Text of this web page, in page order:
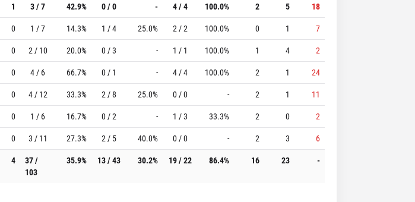
1 3 / 7 42.9% 0 / 0 - 4 / 4 100.0% 2 5
18
0 1 / 7 14.3% 1 / 4 25.0% 2 / 2 100.0% 0 1
7
0 2 / 10 20.0% 0 / 3 - 1 / 1 100.0% 1 4
2
0 4 / 6 66.7% 0 / 1 - 4 / 4 100.0% 2 1
24
0 4 / 12 33.3% 2 / 8 25.0% 0 / 0 - 2 1
11
0 1 / 6 16.7% 0 / 2 - 1 / 3 33.3% 2 0
2
0 3 / 11 27.3% 2 / 5 40.0% 0 / 0 - 2 3
6
4
37 /
103
35.9% 13 / 43 30.2% 19 / 22 86.4% 16 23 -